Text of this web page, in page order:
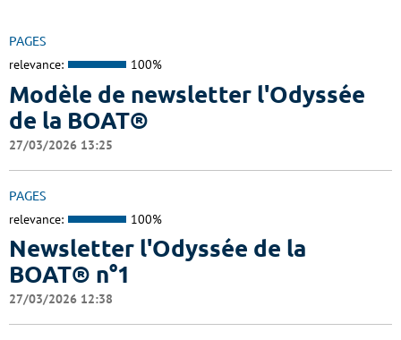
PAGES
relevance: 100%
Modèle de newsletter l'Odyssée
de la BOAT®
27/03/2026 13:25
PAGES
relevance: 100%
Newsletter l'Odyssée de la
BOAT® n°1
27/03/2026 12:38